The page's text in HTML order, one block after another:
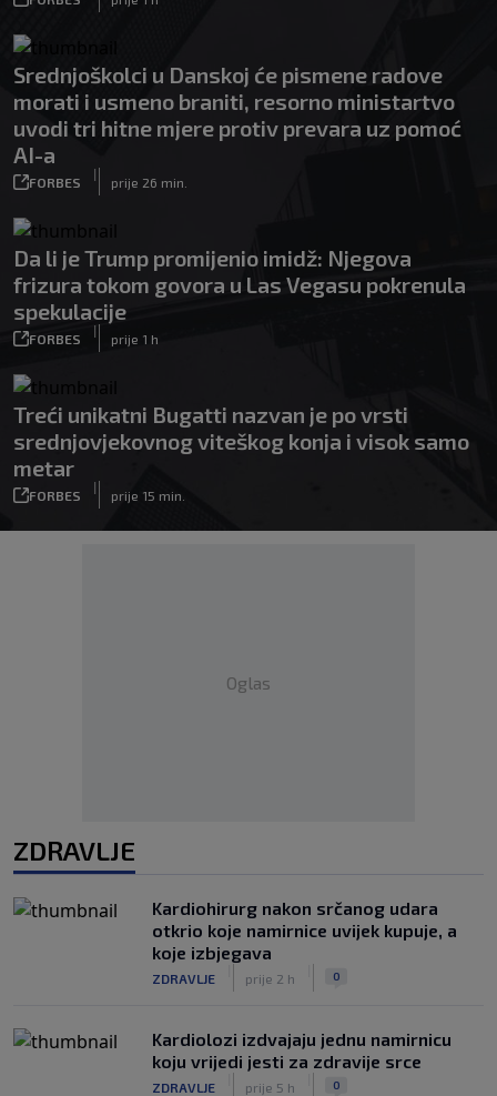
Srednjoškolci u Danskoj će pismene radove
morati i usmeno braniti, resorno ministartvo
uvodi tri hitne mjere protiv prevara uz pomoć
AI-a
FORBES
|
prije 26 min.
Da li je Trump promijenio imidž: Njegova
frizura tokom govora u Las Vegasu pokrenula
spekulacije
FORBES
|
prije 1 h
Treći unikatni Bugatti nazvan je po vrsti
srednjovjekovnog viteškog konja i visok samo
metar
FORBES
|
prije 15 min.
Oglas
ZDRAVLJE
Kardiohirurg nakon srčanog udara
otkrio koje namirnice uvijek kupuje, a
koje izbjegava
ZDRAVLJE prije 2 h 0
Kardiolozi izdvajaju jednu namirnicu
koju vrijedi jesti za zdravije srce
ZDRAVLJE prije 5 h 0